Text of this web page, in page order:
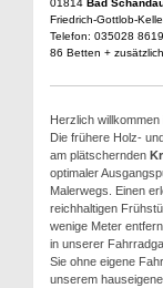
Friedrich-Gottlob-
Telefon: 035028
86 Betten +
Herzlich willkommen
Die frühere Holz-
am plätschernden
optimaler
Malerwegs. Einen
reichhaltigen
wenige Meter
in unserer
Sie ohne eigene
unserem